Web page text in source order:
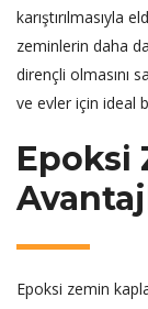
karıştırılmasıyla
zeminlerin daha
dirençli olmasını
ve evler için ideal
Epoksi
Epoksi zemin